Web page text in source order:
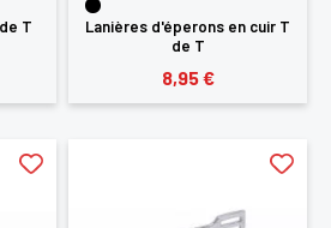
T
Lanières d'éperons en cuir T
de T
8,95 €